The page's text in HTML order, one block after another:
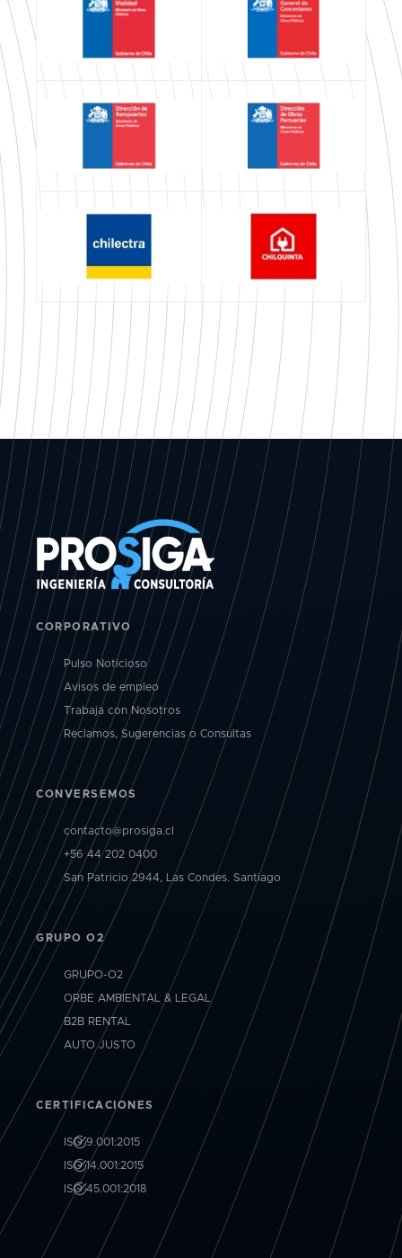
CORPORATIVO
Pulso Noticioso
Avisos de empleo
Trabaja con Nosotros
Reclamos, Sugerencias o Consultas
CONVERSEMOS
contacto@prosiga.cl
+56 44 202 0400
San Patricio 2944, Las Condes. Santiago
GRUPO O2
GRUPO-O2
ORBE AMBIENTAL & LEGAL
B2B RENTAL
AUTO JUSTO
CERTIFICACIONES
ISO 9.001:2015
ISO 14.001:2015
ISO 45.001:2018